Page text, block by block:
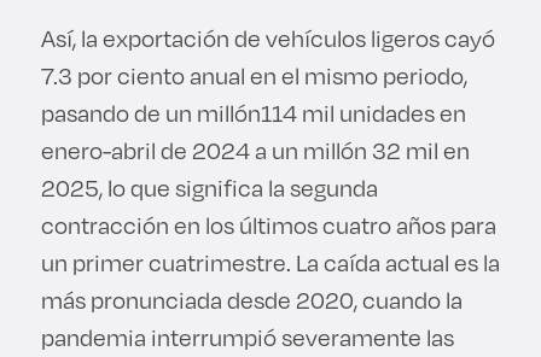
Así, la exportación de vehículos ligeros cayó
7.3 por ciento anual en el mismo periodo,
pasando de un millón114 mil unidades en
enero-abril de 2024 a un millón 32 mil en
2025, lo que significa la segunda
contracción en los últimos cuatro años para
un primer cuatrimestre. La caída actual es la
más pronunciada desde 2020, cuando la
pandemia interrumpió severamente las